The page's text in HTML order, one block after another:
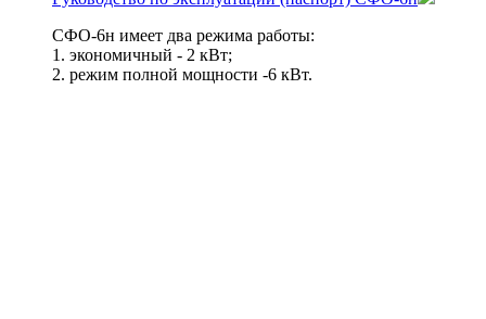
СФО-6н имеет два режима работы:
1. экономичный - 2 кВт;
2. режим полной мощности -6 кВт.